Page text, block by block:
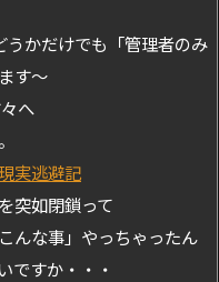
かだけでも「管理者のみ
す～
へ
実逃避記
突如閉鎖って
んな事」やっちゃったん
ですか・・・